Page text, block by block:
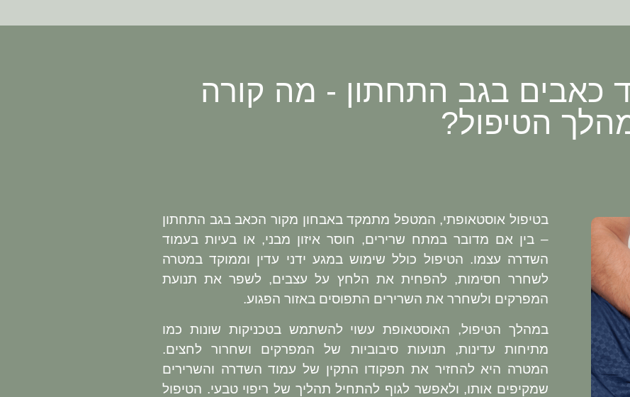
כאבים בגב התחתון - מה קורה
הטיפול?
בטיפול אוסטאופתי, המטפל מתמקד באבחון מקור הכאב בגב התחתון
– בין אם מדובר במתח שרירים, חוסר איזון מבני, או בעיות בעמוד
השדרה עצמו. הטיפול כולל שימוש במגע ידני עדין וממוקד במטרה
לשחרר חסימות, להפחית את הלחץ על עצבים, לשפר את תנועת
המפרקים ולשחרר את השרירים התפוסים באזור הפגוע.
במהלך הטיפול, האוסטאופת עשוי להשתמש בטכניקות שונות כמו
מתיחות עדינות, תנועות סיבוביות של המפרקים ושחרור לחצים.
המטרה היא להחזיר את תפקודו התקין של עמוד השדרה והשרירים
שמקיפים אותו, ולאפשר לגוף להתחיל תהליך של ריפוי טבעי. הטיפול